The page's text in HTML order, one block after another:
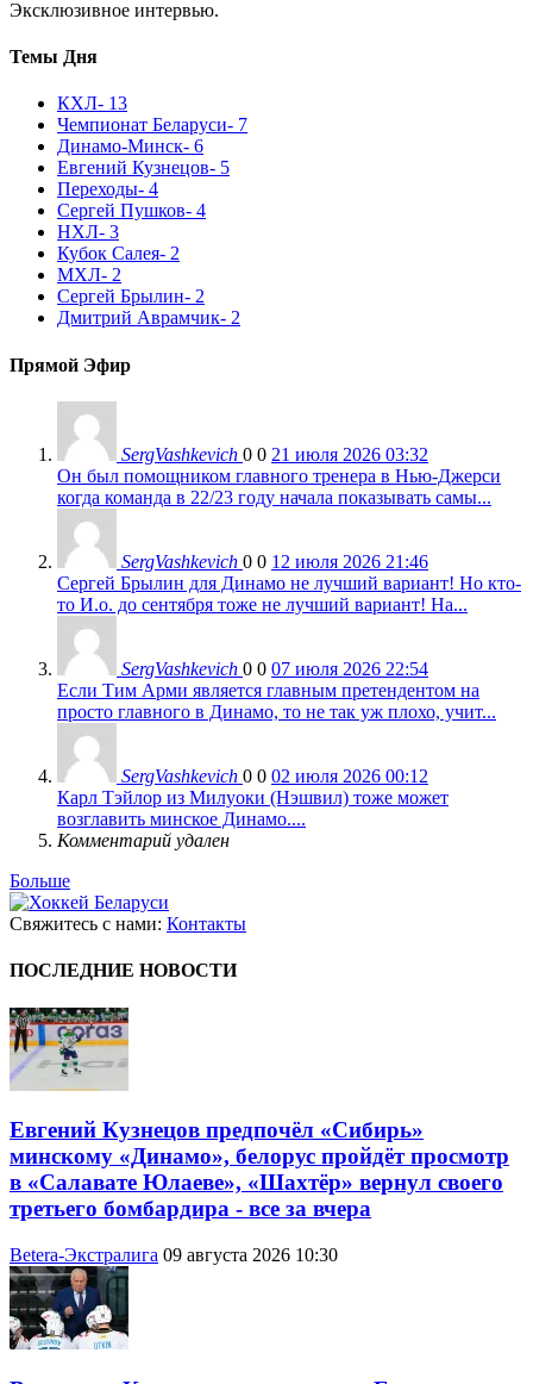
Эксклюзивное интервью.
Темы Дня
КХЛ- 13
Чемпионат Беларуси- 7
Динамо-Минск- 6
Евгений Кузнецов- 5
Переходы- 4
Сергей Пушков- 4
НХЛ- 3
Кубок Салея- 2
МХЛ- 2
Сергей Брылин- 2
Дмитрий Аврамчик- 2
Прямой Эфир
SergVashkevich 0 0 21 июля 2026 03:32
Он был помощником главного тренера в Нью-Джерси
когда команда в 22/23 году начала показывать самы...
SergVashkevich 0 0 12 июля 2026 21:46
Сергей Брылин для Динамо не лучший вариант! Но кто-
то И.о. до сентября тоже не лучший вариант! На...
SergVashkevich 0 0 07 июля 2026 22:54
Если Тим Арми является главным претендентом на
просто главного в Динамо, то не так уж плохо, учит...
SergVashkevich 0 0 02 июля 2026 00:12
Карл Тэйлор из Милуоки (Нэшвил) тоже может
возглавить минское Динамо....
Комментарий удален
Больше
Свяжитесь с нами: Контакты
ПОСЛЕДНИЕ НОВОСТИ
Евгений Кузнецов предпочёл «Сибирь»
минскому «Динамо», белорус пройдёт просмотр
в «Салавате Юлаеве», «Шахтёр» вернул своего
третьего бомбардира - все за вчера
Betera-Экстралига 09 августа 2026 10:30